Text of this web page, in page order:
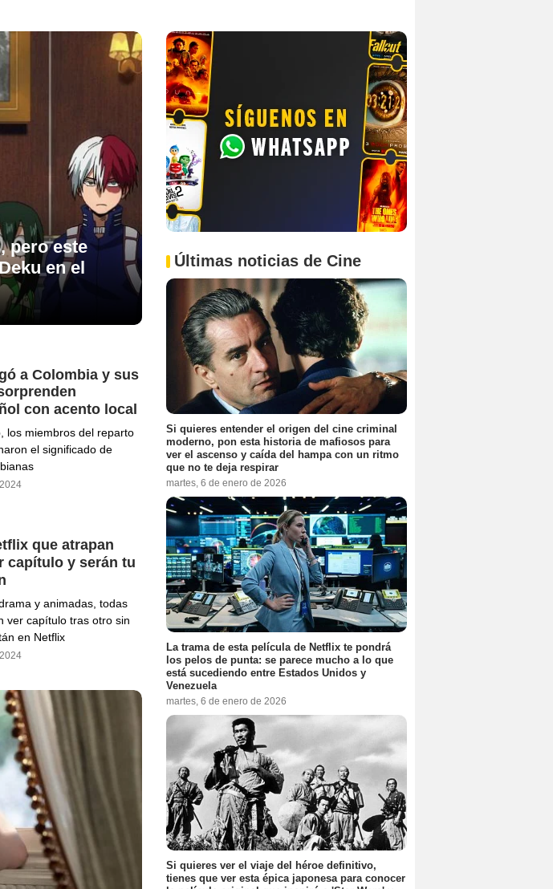
pero este
en el
a Colombia y sus
con acento local
los miembros del reparto
el significado de
que atrapan
capítulo y serán tu
y animadas, todas
ver capítulo tras otro sin
en Netflix
Últimas noticias de Cine
Si quieres entender el origen del cine criminal
moderno, pon esta historia de mafiosos para
ver el ascenso y caída del hampa con un ritmo
que no te deja respirar
martes, 6 de enero de 2026
La trama de esta película de Netflix te pondrá
los pelos de punta: se parece mucho a lo que
está sucediendo entre Estados Unidos y
Venezuela
martes, 6 de enero de 2026
Si quieres ver el viaje del héroe definitivo,
tienes que ver esta épica japonesa para conocer